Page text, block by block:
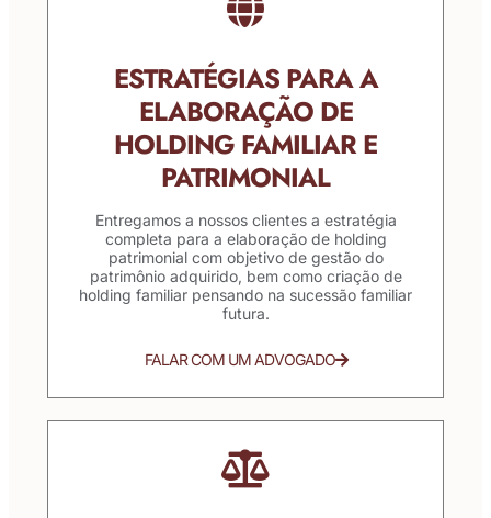
ESTRATÉGIAS PARA A
ELABORAÇÃO DE
HOLDING FAMILIAR E
PATRIMONIAL
Entregamos a nossos clientes a estratégia
completa para a elaboração de holding
patrimonial com objetivo de gestão do
patrimônio adquirido, bem como criação de
holding familiar pensando na sucessão familiar
futura.
FALAR COM UM ADVOGADO